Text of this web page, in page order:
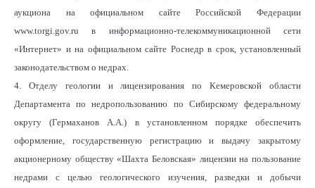
аукциона на официальном сайте Российской Федерации
www.torgi.gov.ru в информационно-телекоммуникационной сети
«Интернет» и на официальном сайте Роснедр в срок, установленный
законодательством о недрах.
4. Отделу геологии и лицензирования по Кемеровской области
Департамента по недропользованию по Сибирскому федеральному
округу (Гермаханов А.А.) в установленном порядке обеспечить
оформление, государственную регистрацию и выдачу закрытому
акционерному обществу «Шахта Беловская» лицензии на пользование
недрами с целью геологического изучения, разведки и добычи